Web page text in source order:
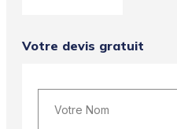
Votre devis gratuit